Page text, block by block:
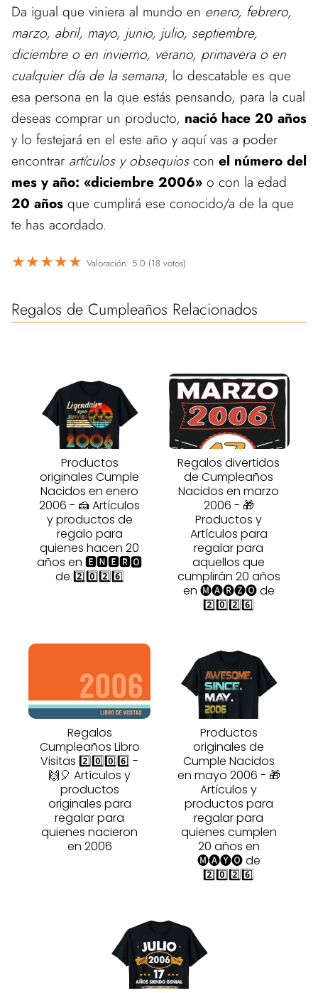
Da igual que viniera al mundo en enero, febrero,
marzo, abril, mayo, junio, julio, septiembre,
diciembre o en invierno, verano, primavera o en
cualquier día de la semana, lo descatable es que
esa persona en la que estás pensando, para la cual
deseas comprar un producto, nació hace 20 años
y lo festejará en el este año y aquí vas a poder
encontrar artículos y obsequioscon el número del
mes y año: «diciembre 2006» o con la edad
20 años que cumplirá ese conocido/a de la que
te has acordado.
★★★★★ Valoración: 5.0 (18 votos)
Regalos de Cumpleaños Relacionados
Productos
originales Cumple
Nacidos en enero
2006 - 🍰 Artículos
y productos de
regalo para
quienes hacen 20
años en 🅴🅽🅴🆁🅾
de 2️⃣0️⃣2️⃣6️⃣
Regalos divertidos
de Cumpleaños
Nacidos en marzo
2006 - 🎁
Productos y
Artículos para
regalar para
aquellos que
cumplirán 20 años
en 🅜🅐🅡🅩🅞 de
2️⃣0️⃣2️⃣6️⃣
Regalos
Cumpleaños Libro
Visitas 2️⃣0️⃣0️⃣6️⃣ -
🙌🎈 Artículos y
productos
originales para
regalar para
quienes nacieron
en 2006
Productos
originales de
Cumple Nacidos
en mayo 2006 - 🎁
Artículos y
productos para
regalar para
quienes cumplen
20 años en
🅜🅐🅨🅞 de
2️⃣0️⃣2️⃣6️⃣